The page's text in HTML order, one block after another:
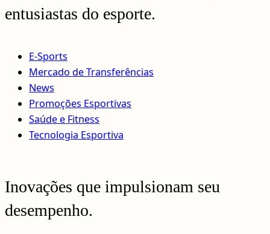
entusiastas do esporte.
E-Sports
Mercado de Transferências
News
Promoções Esportivas
Saúde e Fitness
Tecnologia Esportiva
Inovações que impulsionam seu
desempenho.